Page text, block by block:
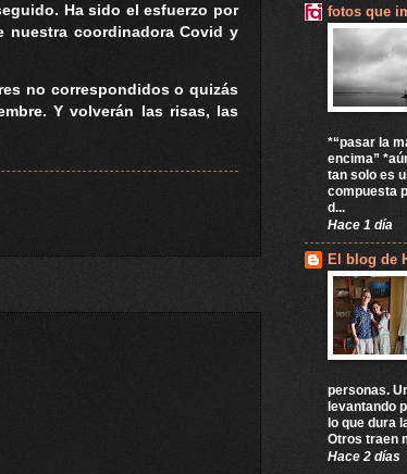
Ha sido el esfuerzo por
nuestra coordinadora Covid y
no correspondidos o quizás
Y volverán las risas, las
fotos que
*“pasar la
encima”
tan solo es
compuesta
d...
Hace 1 día
El blog de
personas.
levantando
lo que dura
Otros traen
Hace 2 días